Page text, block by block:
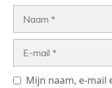
Mijn naam, e-mail